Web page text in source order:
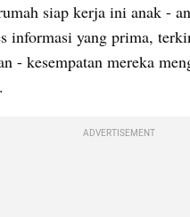
siap kerja ini anak -
informasi yang prima,
- kesempatan mereka
ADVERTISEMENT